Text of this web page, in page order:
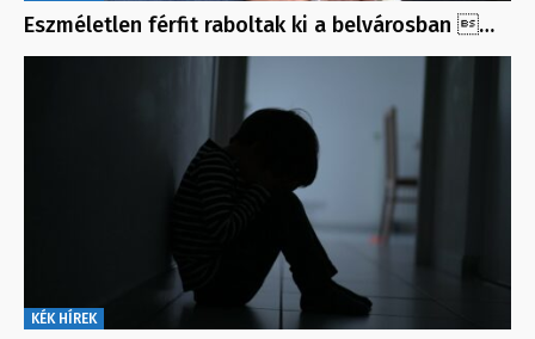
Eszméletlen férfit raboltak ki a belvárosban …
KÉK HÍREK